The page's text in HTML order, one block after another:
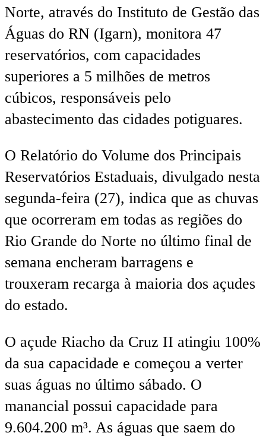
Norte, através do Instituto de Gestão das
Águas do RN (Igarn), monitora 47
reservatórios, com capacidades
superiores a 5 milhões de metros
cúbicos, responsáveis pelo
abastecimento das cidades potiguares.
O Relatório do Volume dos Principais
Reservatórios Estaduais, divulgado nesta
segunda-feira (27), indica que as chuvas
que ocorreram em todas as regiões do
Rio Grande do Norte no último final de
semana encheram barragens e
trouxeram recarga à maioria dos açudes
do estado.
O açude Riacho da Cruz II atingiu 100%
da sua capacidade e começou a verter
suas águas no último sábado. O
manancial possui capacidade para
9.604.200 m³. As águas que saem do